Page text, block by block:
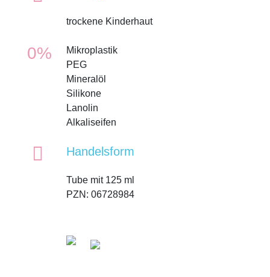
trockene Kinderhaut
0%
Mikroplastik
PEG
Mineralöl
Silikone
Lanolin
Alkaliseifen
Handelsform
Tube mit 125 ml
PZN: 06728984